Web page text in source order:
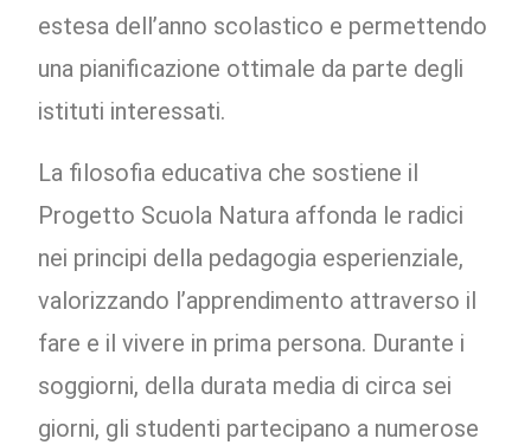
estesa dell’anno scolastico e permettendo
una pianificazione ottimale da parte degli
istituti interessati.
La filosofia educativa che sostiene il
Progetto Scuola Natura affonda le radici
nei principi della pedagogia esperienziale,
valorizzando l’apprendimento attraverso il
fare e il vivere in prima persona. Durante i
soggiorni, della durata media di circa sei
giorni, gli studenti partecipano a numerose